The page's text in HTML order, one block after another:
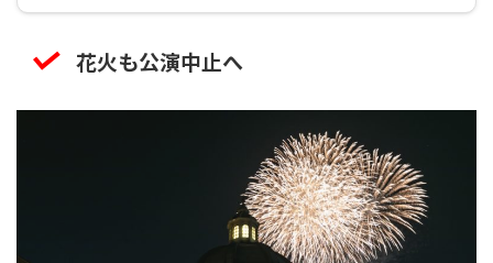
花火も公演中止へ